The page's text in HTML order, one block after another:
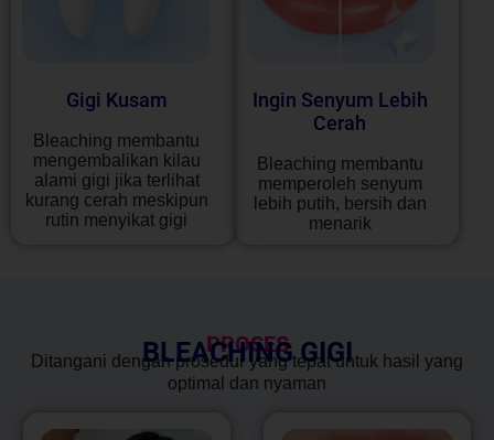
Gigi Kusam
Bleaching membantu
mengembalikan kilau
alami gigi jika terlihat
kurang cerah meskipun
rutin menyikat gigi
Ingin Senyum Lebih
Cerah
Bleaching membantu
memperoleh senyum
lebih putih, bersih dan
menarik
PROSES
BLEACHING GIGI
Ditangani dengan prosedur yang tepat untuk hasil yang
optimal dan nyaman